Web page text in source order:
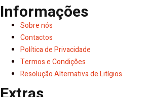
Informações
Sobre nós
Contactos
Política de Privacidade
Termos e Condições
Resolução Alternativa de Litígios